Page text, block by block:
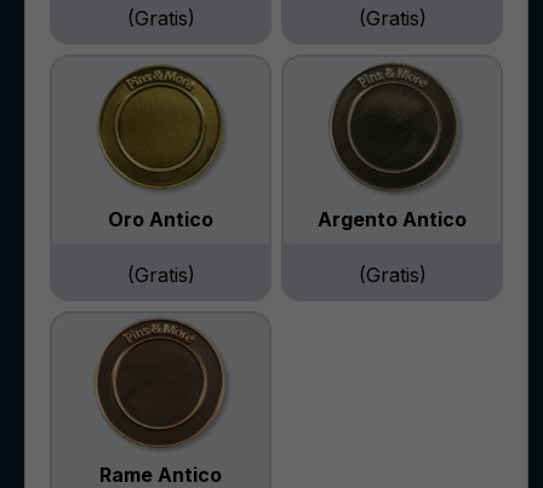
(Gratis) (Gratis)
Oro Antico
(Gratis)
Argento Antico
(Gratis)
Rame Antico